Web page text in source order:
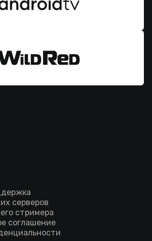
серверов
стримера
соглашение